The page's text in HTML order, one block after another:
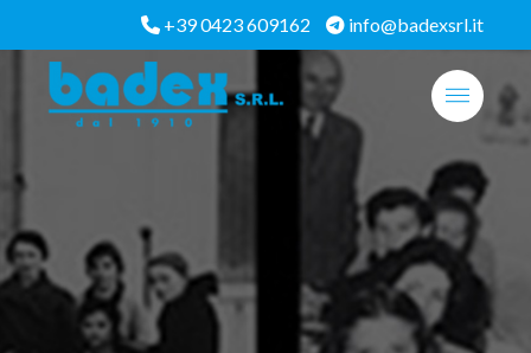
+39 0423 609162 info@badexsrl.it